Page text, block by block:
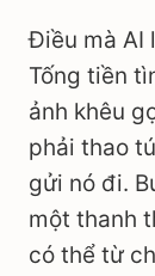
Điều mà AI
Tống tiền
ảnh khêu
phải thao
gửi nó đi.
một thanh
có thể từ